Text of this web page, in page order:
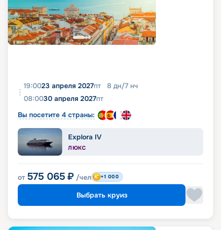
19:0023 апреля 2027пт 8 дн/7 нч
08:0030 апреля 2027пт
Вы посетите 4 страны:
Explora IV
ЛЮКС
от 575 065 ₽ /чел +1 000
Выбрать круиз